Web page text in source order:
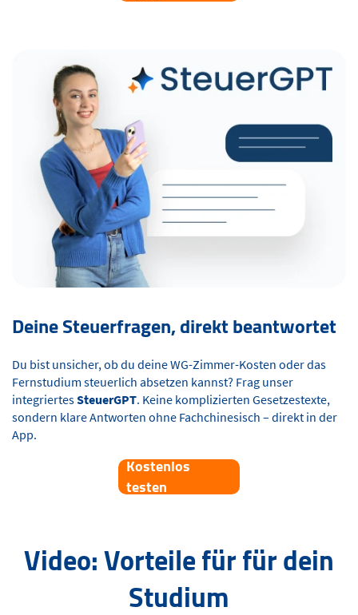
Deine Steuerfragen, direkt beantwortet
Du bist unsicher, ob du deine WG-Zimmer-Kosten oder das
Fernstudium steuerlich absetzen kannst? Frag unser
integriertesSteuerGPT. Keine komplizierten Gesetzestexte,
sondern klare Antworten ohne Fachchinesisch – direkt in der
App.
Kostenlos
testen
Video: Vorteile für für dein
Studium